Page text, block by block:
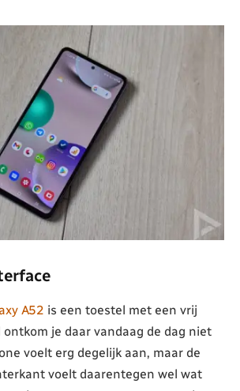
A52 is een toestel met een vrij
je daar vandaag de dag niet
voelt erg degelijk aan, maar de
voelt daarentegen wel wat